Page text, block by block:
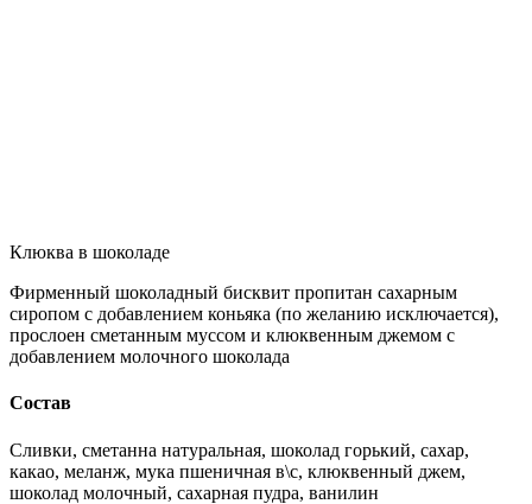
Клюква в шоколаде
Фирменный шоколадный бисквит пропитан сахарным
сиропом с добавлением коньяка (по желанию исключается),
прослоен сметанным муссом и клюквенным джемом с
добавлением молочного шоколада
Состав
Сливки, сметанна натуральная, шоколад горький, сахар,
какао, меланж, мука пшеничная в\с, клюквенный джем,
шоколад молочный, сахарная пудра, ванилин